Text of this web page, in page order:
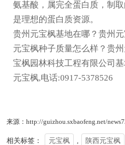
氨基酸，属完全蛋白质，制
是理想的蛋白质资源。
贵州元宝枫基地在哪？贵州
元宝枫种子质量怎么样？贵
宝枫园林科技工程有限公司
元宝枫,电话:0917-5378526
来源：http://guizhou.sxbaofeng.net/
相关标签： 元宝枫 陕西元宝枫